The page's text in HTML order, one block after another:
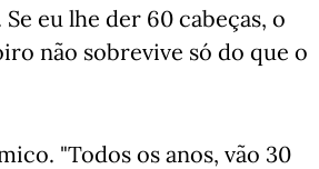
eu lhe der 60 cabeças, o
não sobrevive só do que o
"Todos os anos, vão 30